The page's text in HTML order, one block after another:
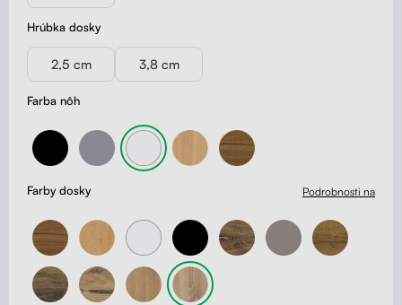
Farba nôh
Hrúbka dosky
2,5 cm 3,8 cm
Farby dosky Podrobnosti na